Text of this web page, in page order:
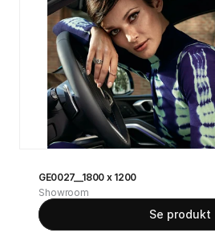
GE0027__1800 x 1200
Showroom
Se produkt